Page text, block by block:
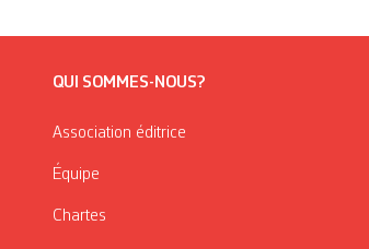
QUI SOMMES-NOUS?
Association éditrice
Équipe
Chartes